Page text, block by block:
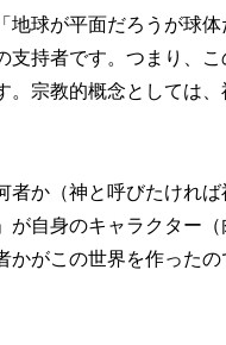
地球が平面だろうが球
支持者です。つまり、
。宗教的概念としては
者か（神と呼びたけれ
が自身のキャラクター
かがこの世界を作った